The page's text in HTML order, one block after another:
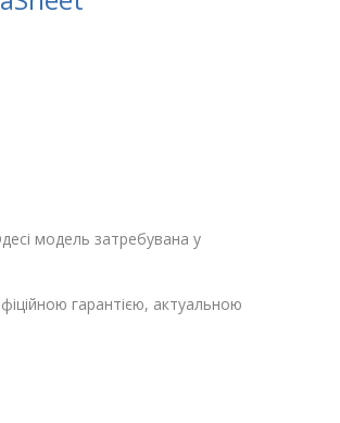
модель затребувана у
гарантією, актуальною